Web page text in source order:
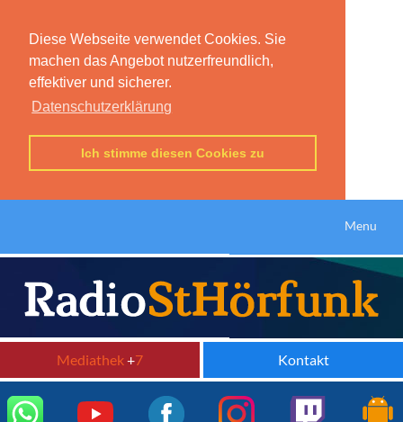
Diese Webseite verwendet Cookies. Sie
machen das Angebot nutzerfreundlich,
effektiver und sicherer.
Datenschutzerklärung
Ich stimme diesen Cookies zu
Menu
Mediathek+7 Kontakt